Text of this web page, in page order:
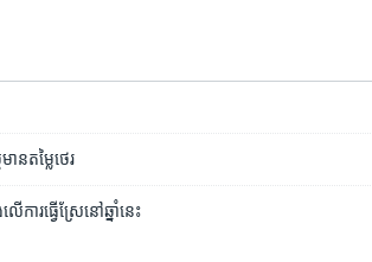
ន​តម្លៃ​ថេរ
ធ្វើ​ស្រែ​​នៅ​ឆ្នាំ​នេះ